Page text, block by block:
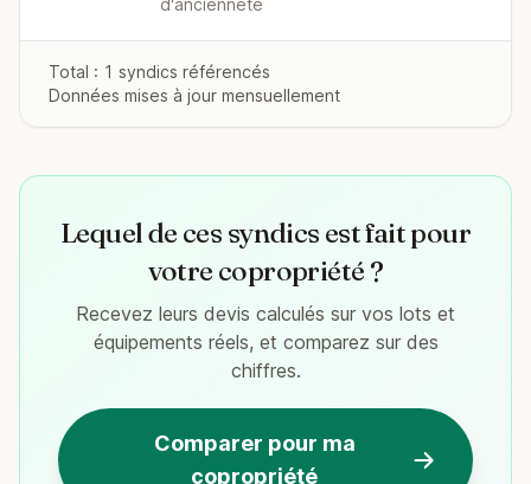
d'ancienneté
Total : 1 syndics référencés
Données mises à jour mensuellement
Lequel de ces syndics est fait pour
votre copropriété ?
Recevez leurs devis calculés sur vos lots et
équipements réels, et comparez sur des
chiffres.
Comparer pour ma
copropriété